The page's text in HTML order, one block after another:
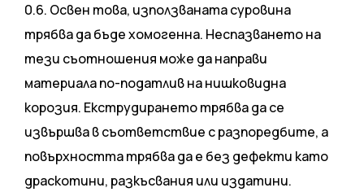
0.6. Освен това, използваната суровина
трябва да бъде хомогенна. Неспазването на
тези съотношения може да направи
материала по-податлив на нишковидна
корозия. Екструдирането трябва да се
извършва в съответствие с разпоредбите, а
повърхността трябва да е без дефекти като
драскотини, разкъсвания или издатини.